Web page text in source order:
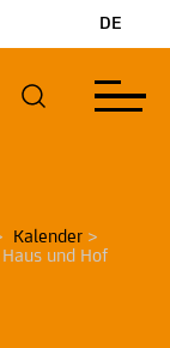
DE
Kalender >
und Hof